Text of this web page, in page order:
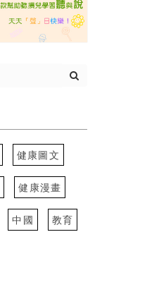
健康圖文
健康漫畫
中國 教育